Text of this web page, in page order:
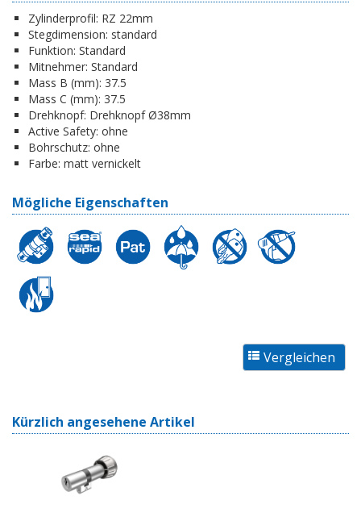
Zylinderprofil: RZ 22mm
Stegdimension: standard
Funktion: Standard
Mitnehmer: Standard
Mass B (mm): 37.5
Mass C (mm): 37.5
Drehknopf: Drehknopf Ø38mm
Active Safety: ohne
Bohrschutz: ohne
Farbe: matt vernickelt
Mögliche Eigenschaften
Kürzlich angesehene Artikel